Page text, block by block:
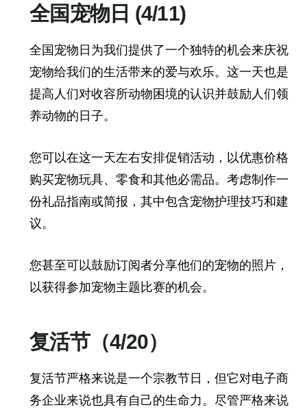
全国宠物日 (4/11)
全国宠物日为我们提供了一个独特的机会来庆祝
宠物给我们的生活带来的爱与欢乐。这一天也是
提高人们对收容所动物困境的认识并鼓励人们领
养动物的日子。
您可以在这一天左右安排促销活动，以优惠价格
购买宠物玩具、零食和其他必需品。考虑制作一
份礼品指南或简报，其中包含宠物护理技巧和建
议。
您甚至可以鼓励订阅者分享他们的宠物的照片，
以获得参加宠物主题比赛的机会。
复活节（4/20）
复活节严格来说是一个宗教节日，但它对电子商
务企业来说也具有自己的生命力。尽管严格来说